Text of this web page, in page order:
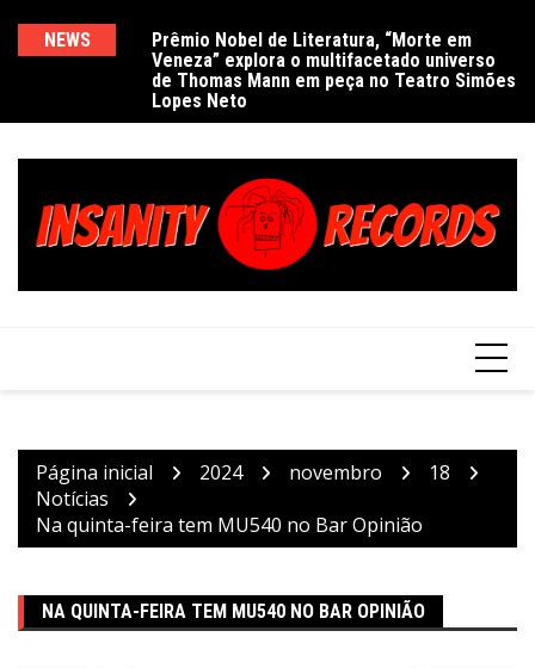
NEWS
Prêmio Nobel de Literatura, “Morte em
Veneza” explora o multifacetado universo
de Thomas Mann em peça no Teatro Simões
Lopes Neto
Página inicial 2024 novembro
18
Notícias
Na quinta-feira tem MU540 no Bar Opinião
NA QUINTA-FEIRA TEM MU540 NO BAR OPINIÃO